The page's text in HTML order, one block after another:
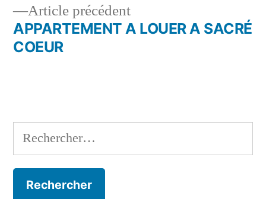
l’article
Article précédentArticle
précédent :
APPARTEMENT A LOUER A SACRÉ
COEUR
Rechercher :